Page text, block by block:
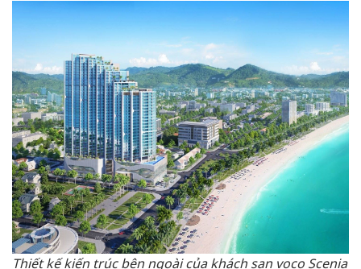
Thiết kế kiến trúc bên ngoài của khách sạn voco Scenia